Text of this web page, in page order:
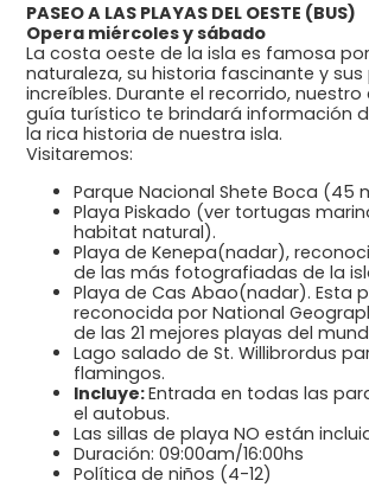
PASEO A LAS PLAYAS DEL OESTE (BUS)
Opera miércoles y sábado
La costa oeste de la isla es famosa
naturaleza, su historia fascinante y sus
increíbles. Durante el recorrido,
guía turístico te brindará información
la rica historia de nuestra isla.
Visitaremos:
Parque Nacional Shete Boca (45
Playa Piskado (ver tortugas
habitat natural).
Playa de Kenepa(nadar),
de las más fotografiadas de la
Playa de Cas Abao(nadar). Esta
reconocida por National
de las 21 mejores playas del
Lago salado de St. Willibrordus
flamingos.
Incluye:Entrada en todas las
el autobus.
Las sillas de playa NO están
Duración: 09:00am/16:00hs
Política de niños (4-12)